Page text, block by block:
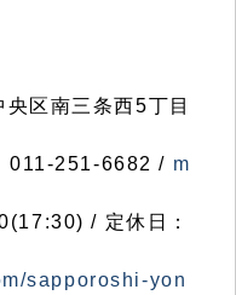
区南三条西5丁目
011-251-6682 / m
/ 定休日：
sapporoshi-yon